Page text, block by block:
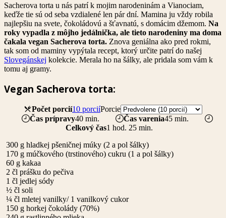
Sacherova torta u nás patrí k mojim narodeninám a Vianociam,
keďže tie sú od seba vzdialené len pár dní. Mamina ju vždy robila
najlepšiu na svete, čokoládovú a šťavnatú, s domácim džemom. Na
roky vypadla z môjho jedálnička, ale tieto narodeniny ma doma
čakala vegan Sacherova torta. Znova geniálna ako pred rokmi,
tak som od maminy vypýtala recept, ktorý určite patrí do našej
Slovegánskej kolekcie. Merala ho na šálky, ale pridala som vám k
tomu aj gramy.
Vegan Sacherova torta:
Počet porcií10 porciíPorcie
Čas prípravy40 min. Čas varenia45 min.
Celkový čas1 hod. 25 min.
300 g hladkej pšeničnej múky (2 a pol šálky)
170 g múčkového (trstinového) cukru (1 a pol šálky)
60 g kakaa
2 čl prášku do pečiva
1 čl jedlej sódy
½ čl soli
¼ čl mletej vanilky/ 1 vanilkový cukor
150 g horkej čokolády (70%)